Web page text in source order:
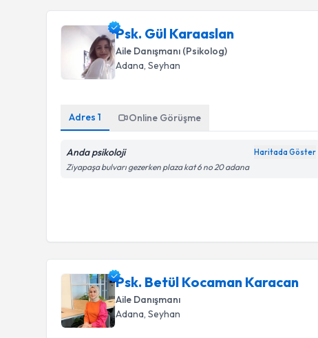
Psk. Gül Karaaslan
Aile Danışmanı (Psikolog)
Adana , Seyhan
Adres1 Online Görüşme
Anda psikoloji Haritada Göster
Ziyapaşa bulvarı gezerken plaza kat 6 no 20 adana
Psk. Betül Kocaman Karacan
Aile Danışmanı
Adana, Seyhan